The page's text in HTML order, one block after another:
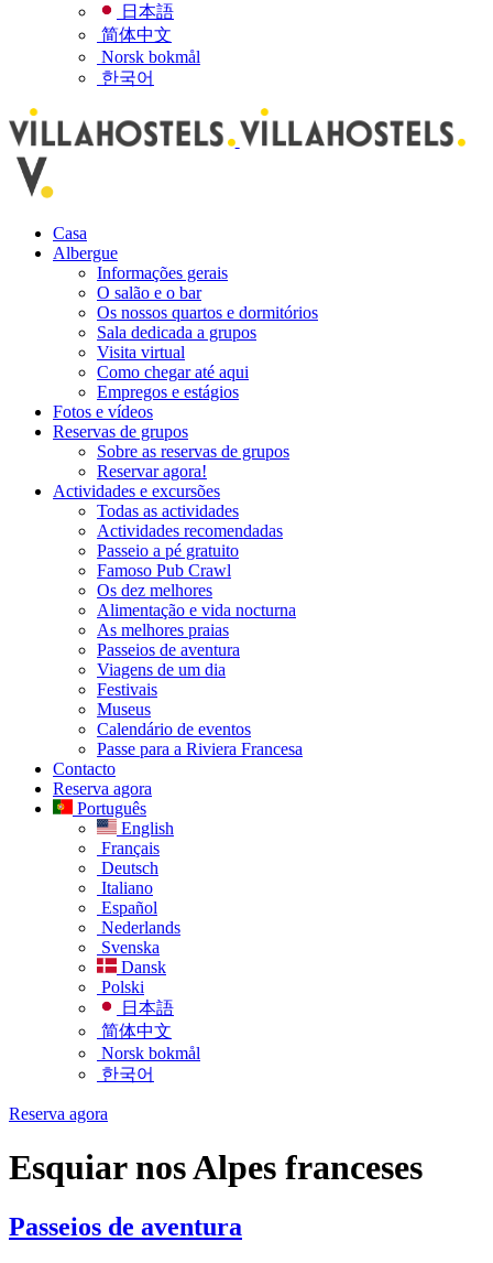
日本語
简体中文
Norsk bokmål
한국어
Casa
Albergue
Informações gerais
O salão e o bar
Os nossos quartos e dormitórios
Sala dedicada a grupos
Visita virtual
Como chegar até aqui
Empregos e estágios
Fotos e vídeos
Reservas de grupos
Sobre as reservas de grupos
Reservar agora!
Actividades e excursões
Todas as actividades
Actividades recomendadas
Passeio a pé gratuito
Famoso Pub Crawl
Os dez melhores
Alimentação e vida nocturna
As melhores praias
Passeios de aventura
Viagens de um dia
Festivais
Museus
Calendário de eventos
Passe para a Riviera Francesa
Contacto
Reserva agora
Português
English
Français
Deutsch
Italiano
Español
Nederlands
Svenska
Dansk
Polski
日本語
简体中文
Norsk bokmål
한국어
Reserva agora
Esquiar nos Alpes franceses
Passeios de aventura